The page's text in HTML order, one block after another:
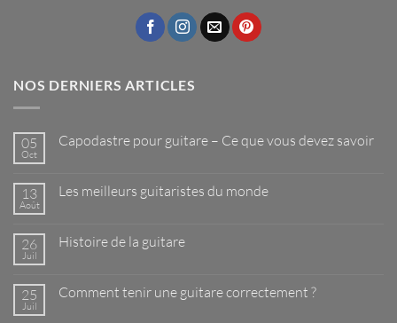
NOS DERNIERS ARTICLES
05
Oct
Capodastre pour guitare – Ce que vous devez savoir
Capodastre
Ce
que
savoir
13
Août
Les meilleurs guitaristes du monde
Les
monde
26
Juil
Histoire de la guitare
Histoire
25
Juil
Comment tenir une guitare correctement ?